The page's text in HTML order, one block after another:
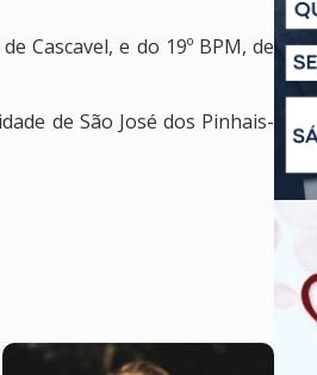
Cascavel, e do 19º BPM, de
de São José dos Pinhais-